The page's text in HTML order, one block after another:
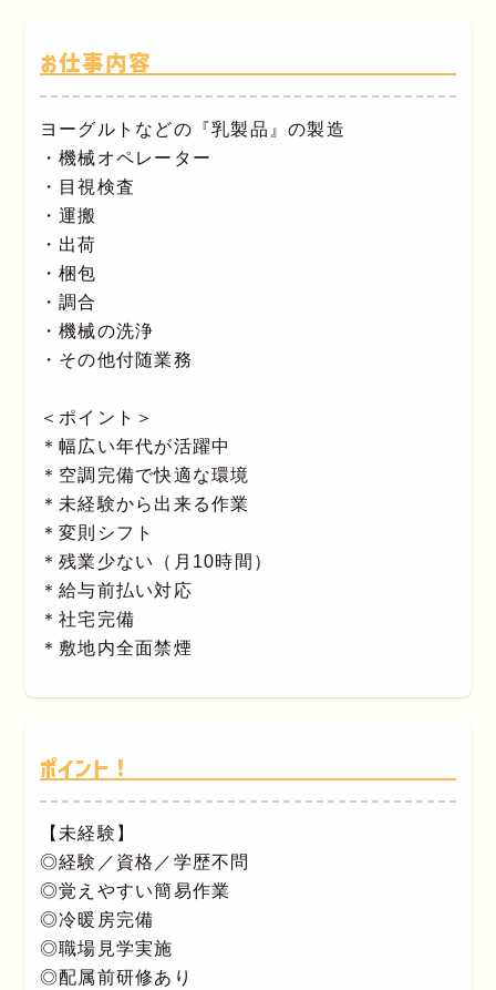
お仕事内容
ヨーグルトなどの『乳製品』の製造
・機械オペレーター
・目視検査
・運搬
・出荷
・梱包
・調合
・機械の洗浄
・その他付随業務
＜ポイント＞
＊幅広い年代が活躍中
＊空調完備で快適な環境
＊未経験から出来る作業
＊変則シフト
＊残業少ない（月10時間）
＊給与前払い対応
＊社宅完備
＊敷地内全面禁煙
ポイント！
【未経験】
◎経験／資格／学歴不問
◎覚えやすい簡易作業
◎冷暖房完備
◎職場見学実施
◎配属前研修あり